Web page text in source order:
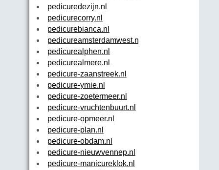
pedicuredezijn.nl
pedicurecorry.nl
pedicurebianca.nl
pedicureamsterdamwest.nl
pedicurealphen.nl
pedicurealmere.nl
pedicure-zaanstreek.nl
pedicure-ymie.nl
pedicure-zoetermeer.nl
pedicure-vruchtenbuurt.nl
pedicure-opmeer.nl
pedicure-plan.nl
pedicure-obdam.nl
pedicure-nieuwvennep.nl
pedicure-manicureklok.nl